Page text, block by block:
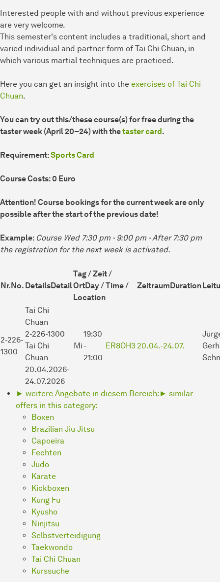
Interested people with and without previous experience
are very welcome.
This semester's content includes a traditional, short and
varied individual and partner form of Tai Chi Chuan, in
which various martial techniques are practiced.
Here you can get an insight into the exercises of Tai Chi
Chuan.
You can try out this/these course(s) for free during the
taster week (April 20–24) with thetaster card.
Requirement:Sports Card
Course Costs: 0 Euro
Attention! Course bookings for the current week are only
possible after the start of the previous date!
Example: Course Wed 7:30 pm - 9:00 pm - After 7:30 pm
the registration for the next week is activated.
Nr.No. DetailsDetail
Tag / Zeit /
OrtDay / Time /
Location
ZeitraumDuration
2-226-
1300
Tai Chi
Chuan
2-226-1300
Tai Chi
Chuan
20.04.2026-
24.07.2026
Mi
19:30
-
21:00
ER8OH3 20.04.-24.07.
► weitere Angebote in diesem Bereich: ► similar
offers in this category:
Boxen
Brazilian Jiu Jitsu
Capoeira
Fechten
Judo
Karate
Kickboxen
Kung Fu
Kyusho
Ninjitsu
Selbstverteidigung
Taekwondo
Tai Chi Chuan
Kurssuche